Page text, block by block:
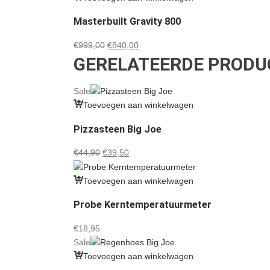
Masterbuilt Gravity 800
€999,00 Oorspronkelijke
prijs
was:
€999,00.
€840,00Huidige
prijs
is:
€840,00.
GERELATEERDE
Sale
Toevoegen aan winkelwagen
Pizzasteen Big Joe
€44,90 Oorspronkelijke
prijs
was:
€39,50Huidige
prijs
is:
Toevoegen aan winkelwagen
Probe Kerntemperatuurmeter
€18,95
Sale
Toevoegen aan winkelwagen